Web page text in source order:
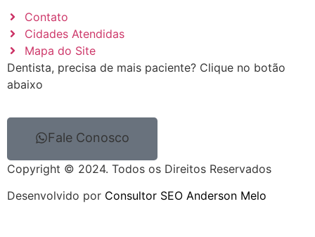
Contato
Cidades Atendidas
Mapa do Site
Dentista, precisa de mais paciente? Clique no botão
abaixo
Fale Conosco
Desenvolvido por Consultor SEO Anderson Melo
Copyright © 2024. Todos os Direitos Reservados